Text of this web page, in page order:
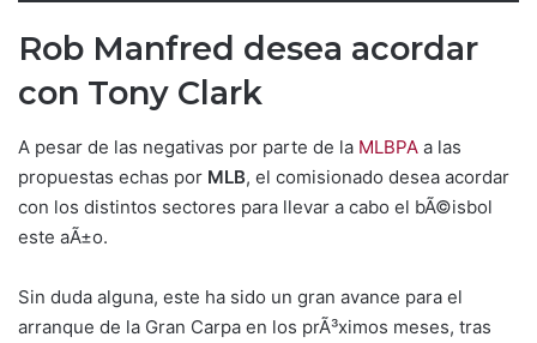
Rob Manfred desea acordar
con Tony Clark
A pesar de las negativas por parte de la MLBPA a las
propuestas echas por MLB, el comisionado desea acordar
con los distintos sectores para llevar a cabo el bÃ©isbol
este aÃ±o.
Sin duda alguna, este ha sido un gran avance para el
arranque de la Gran Carpa en los prÃ³ximos meses, tras